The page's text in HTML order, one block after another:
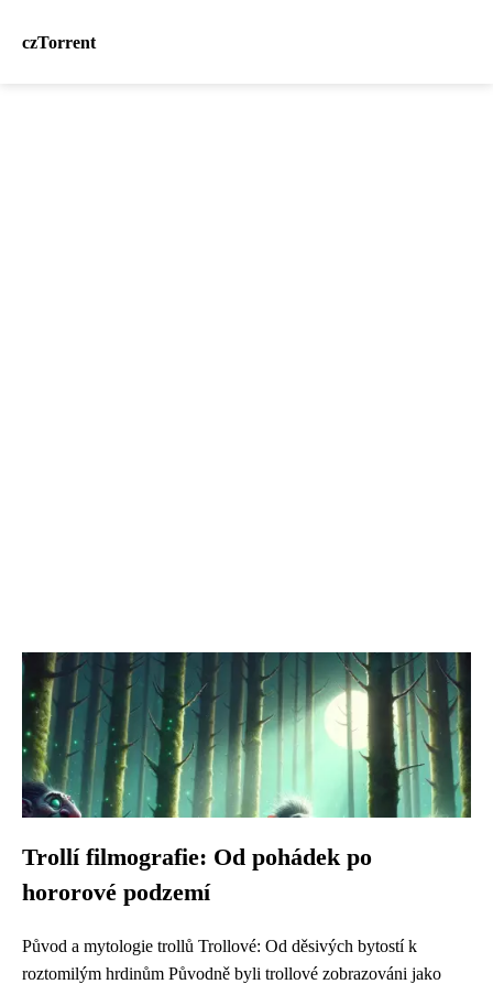
czTorrent
Trollí filmografie: Od pohádek po
hororové podzemí
Původ a mytologie trollů Trollové: Od děsivých bytostí k
roztomilým hrdinům Původně byli trollové zobrazováni jako